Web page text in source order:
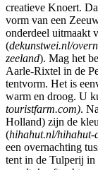
creatieve Knoert.
vorm van een
onderdeel uitmaakt
(dekunstwei.nl/
zeeland). Mag het
Aarle-Rixtel in de
tentvorm. Het is
warm en droog. U
touristfarm.com).
Holland) zijn de
(hihahut.nl/hihahut-
een overnachting
tent in de Tulperij